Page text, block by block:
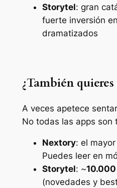
Storytel: gran
fuerte inversión
dramatizados
¿También
A veces apetece
No todas las apps son
Nextory: el
Puedes leer en
Storytel: ~10.000
(novedades y